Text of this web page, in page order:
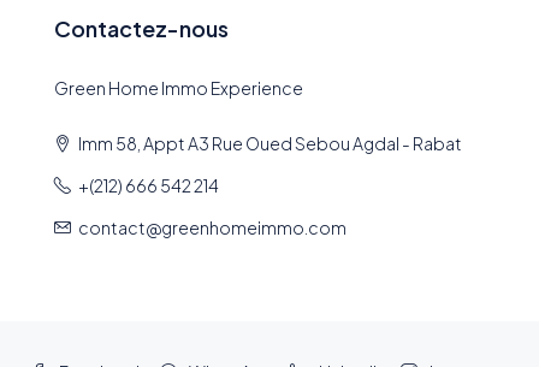
Contactez-nous
Green Home Immo Experience
Imm 58, Appt A3 Rue Oued Sebou Agdal - Rabat
+(212) 666 542 214
contact@greenhomeimmo.com